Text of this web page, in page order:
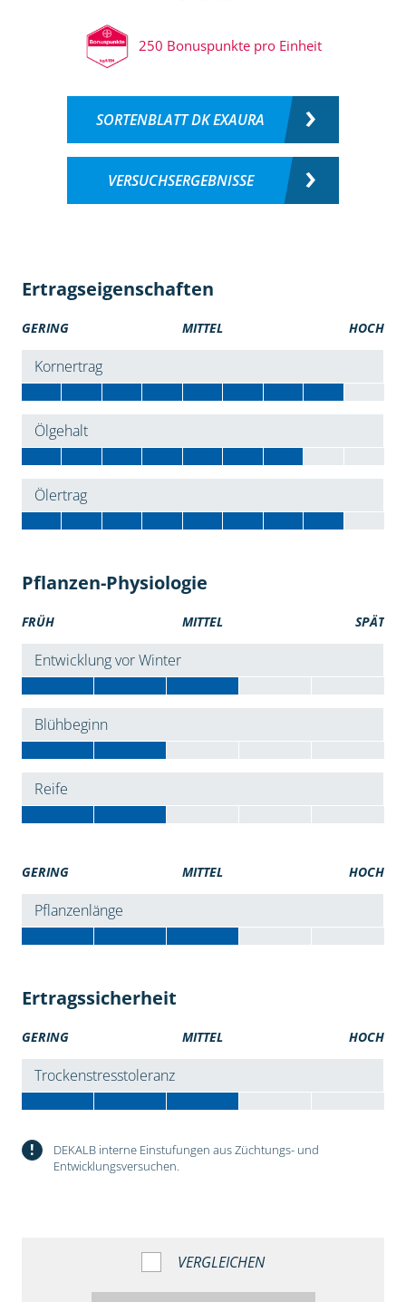
250 Bonuspunkte pro Einheit
SORTENBLATT DK EXAURA
VERSUCHSERGEBNISSE
Ertragseigenschaften
GERING MITTEL HOCH
Kornertrag
Ölgehalt
Ölertrag
Pflanzen-Physiologie
FRÜH MITTEL SPÄT
Entwicklung vor Winter
Blühbeginn
Reife
GERING MITTEL HOCH
Pflanzenlänge
Ertragssicherheit
GERING MITTEL HOCH
Trockenstresstoleranz
!
DEKALB interne Einstufungen aus Züchtungs- und
Entwicklungsversuchen.
VERGLEICHEN